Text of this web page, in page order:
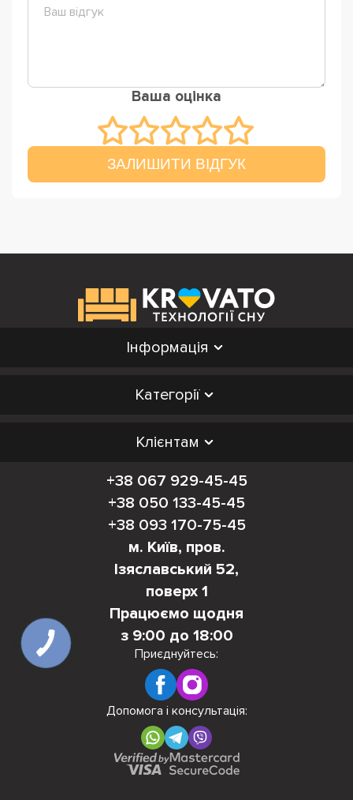
Ваша оцінка
ЗАЛИШИТИ ВІДГУК
Інформація
Категорії
Клієнтам
+38 067 929-45-45
+38 050 133-45-45
+38 093 170-75-45
м. Київ, пров.
Ізяславський 52,
поверх 1
Працюємо щодня
з 9:00 до 18:00
Приєднуйтесь:
Допомога і консультація: